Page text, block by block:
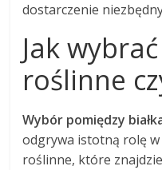
dostarczenie
Jak
roślinne
Wybór pomiędzy
odgrywa istotną rolę w
roślinne, które